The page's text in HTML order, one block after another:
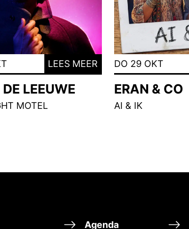
LEES MEER
LEEUWE
MOTEL
DO 29 OKT
ERAN & CO
AI & IK
Agenda